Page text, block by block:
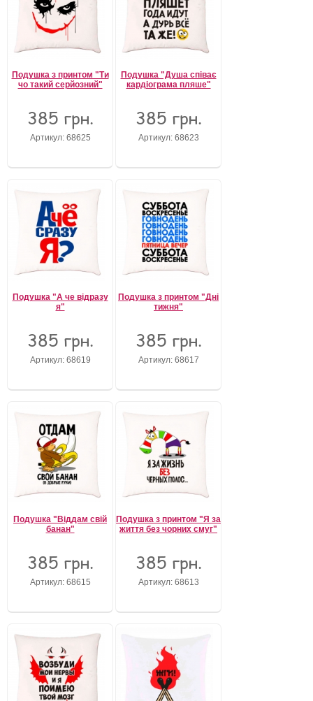
Подушка з принтом "Ти
чо такий серйозний"
385 грн.
Артикул: 68625
Подушка "Душа співає
кардіограма пляше"
385 грн.
Артикул: 68623
Подушка "А че відразу
я"
385 грн.
Артикул: 68619
Подушка з принтом "Дні
тижня"
385 грн.
Артикул: 68617
Подушка "Віддам свій
банан"
385 грн.
Артикул: 68615
Подушка з принтом "Я за
життя без чорних смуг"
385 грн.
Артикул: 68613